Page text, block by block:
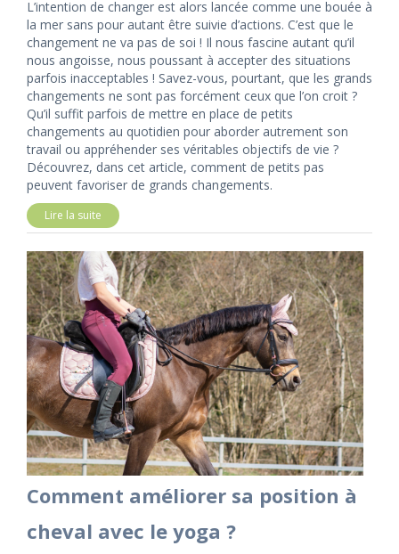
L’intention de changer est alors lancée comme une bouée à
la mer sans pour autant être suivie d’actions. C’est que le
changement ne va pas de soi ! Il nous fascine autant qu’il
nous angoisse, nous poussant à accepter des situations
parfois inacceptables ! Savez-vous, pourtant, que les grands
changements ne sont pas forcément ceux que l’on croit ?
Qu’il suffit parfois de mettre en place de petits
changements au quotidien pour aborder autrement son
travail ou appréhender ses véritables objectifs de vie ?
Découvrez, dans cet article, comment de petits pas
peuvent favoriser de grands changements.
Lire la suite
Comment améliorer sa position à
cheval avec le yoga ?